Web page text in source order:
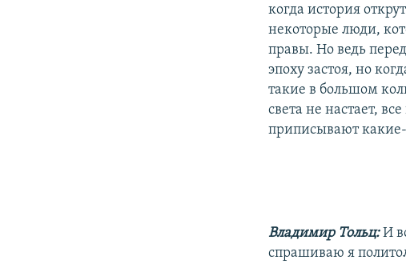
когда история
некоторые люди,
правы. Но ведь
эпоху застоя, но
такие в большом
света не настает,
приписывают
Владимир Тольц:И
спрашиваю я